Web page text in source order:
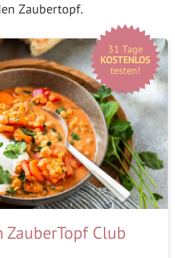
Zaubertopf.
31 Tage
KOSTENLOS
testen!
ZauberTopf Club